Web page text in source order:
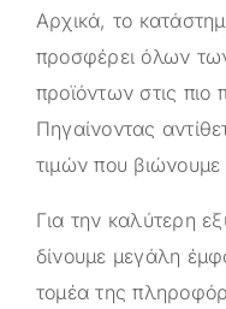
Αρχικά, το
προσφέρει όλων
προϊόντων στις πιο
Πηγαίνοντας
τιμών που βιώνουμε
Για την καλύτερη
δίνουμε μεγάλη
τομέα της